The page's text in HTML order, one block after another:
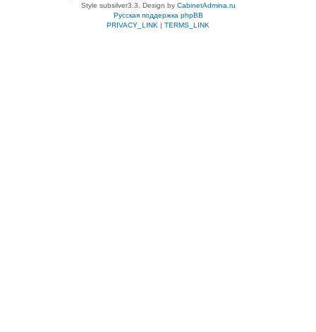
Style subsilver3.3. Design by CabinetAdmina.ru
Русская поддержка phpBB
PRIVACY_LINK | TERMS_LINK